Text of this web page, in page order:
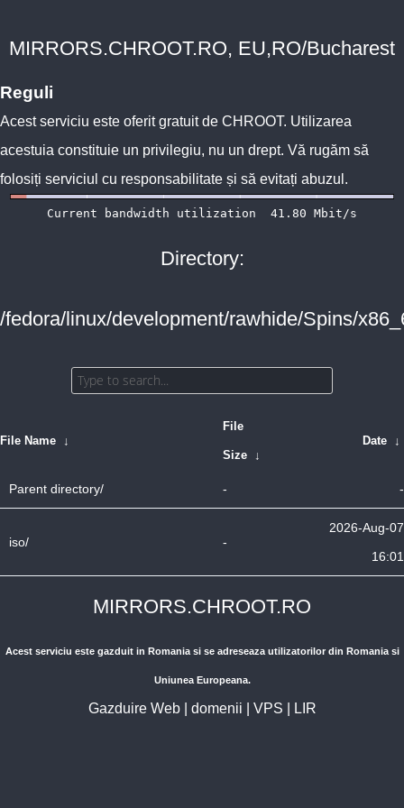
MIRRORS.CHROOT.RO, EU,RO/Bucharest
Reguli
Acest serviciu este oferit gratuit de CHROOT. Utilizarea
acestuia constituie un privilegiu, nu un drept. Vă rugăm să
folosiți serviciul cu responsabilitate și să evitați abuzul.
Directory:
/fedora/linux/development/rawhide/Spins/
File Name ↓
File
Size ↓
Date ↓
Parent directory/ - -
iso/ -
2026-Aug-07
16:01
MIRRORS.CHROOT.RO
Acest serviciu este gazduit in Romania si se adreseaza utilizatorilor din Romania si
Uniunea Europeana.
Gazduire Web| domenii VPS LIR